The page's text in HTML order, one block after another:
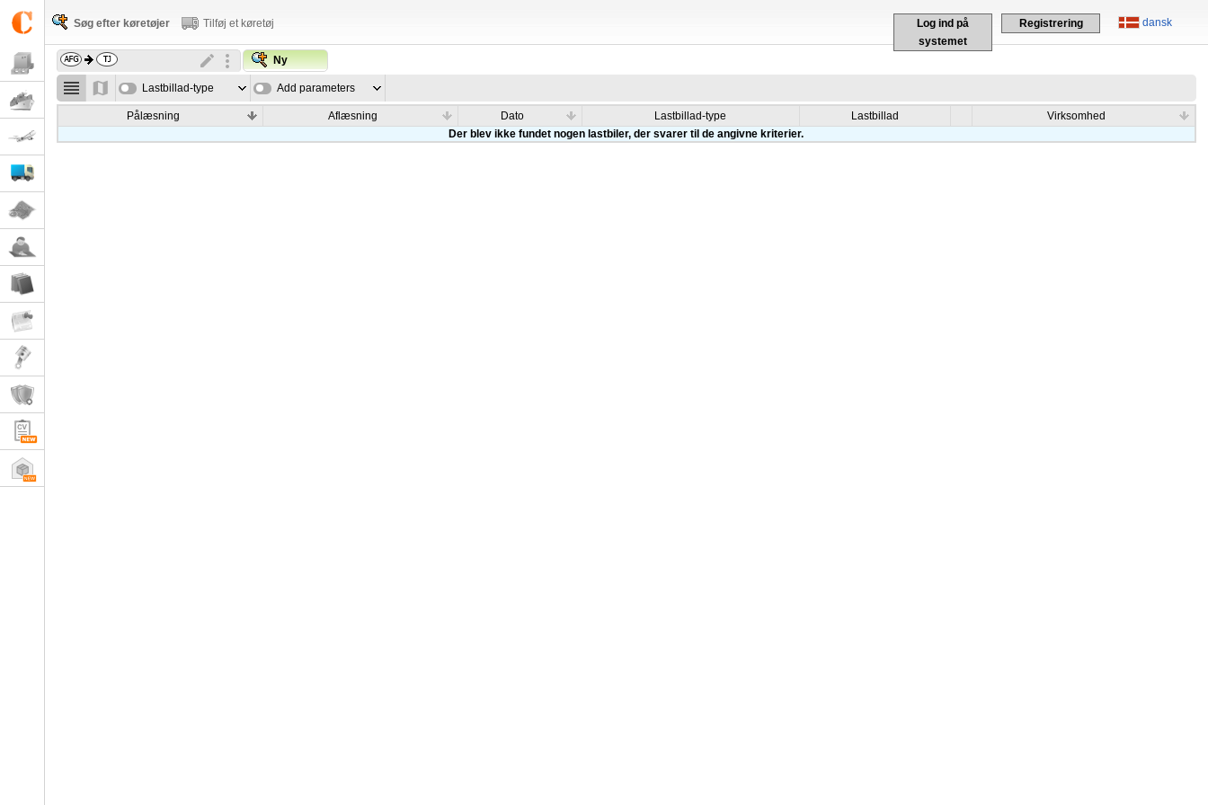
dansk
Log ind på
systemet
Registrering
Søg efter køretøjer Tilføj et køretøj
Ny
Lastbillad-type Add parameters
Pålæsning Aflæsning Dato Lastbillad-type Lastbillad
Virksomhed
Der blev ikke fundet nogen lastbiler, der svarer til de angivne kriterier.